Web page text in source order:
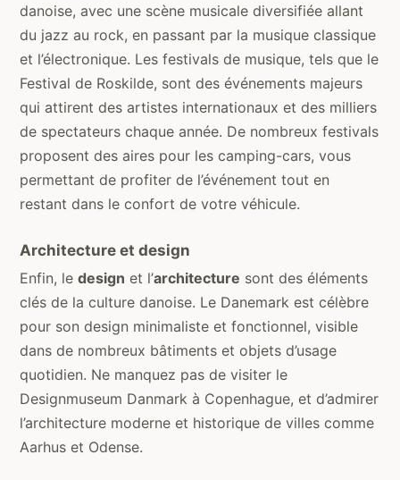
danoise, avec une scène musicale diversifiée allant
du jazz au rock, en passant par la musique classique
et l’électronique. Les festivals de musique, tels que le
Festival de Roskilde, sont des événements majeurs
qui attirent des artistes internationaux et des milliers
de spectateurs chaque année. De nombreux festivals
proposent des aires pour les camping-cars, vous
permettant de profiter de l’événement tout en
restant dans le confort de votre véhicule.
Architecture et design
Enfin, le design et l’architecture sont des éléments
clés de la culture danoise. Le Danemark est célèbre
pour son design minimaliste et fonctionnel, visible
dans de nombreux bâtiments et objets d’usage
quotidien. Ne manquez pas de visiter le
Designmuseum Danmark à Copenhague, et d’admirer
l’architecture moderne et historique de villes comme
Aarhus et Odense.